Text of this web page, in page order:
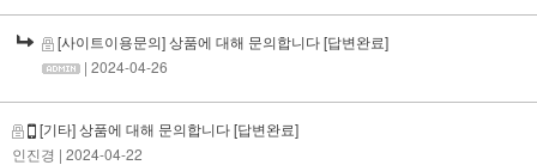
[사이트이용문의] 상품에 대해 문의합니다[답변완료]
| 2024-04-26
[기타] 상품에 대해 문의합니다[답변완료]
인진경 | 2024-04-22